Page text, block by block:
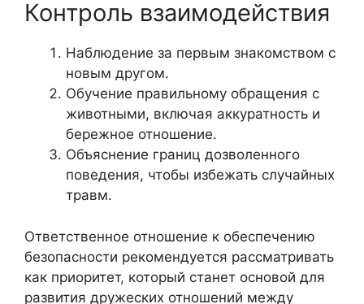
Контроль взаимодействия
Наблюдение за первым знакомством с
новым другом.
Обучение правильному обращения с
животными, включая аккуратность и
бережное отношение.
Объяснение границ дозволенного
поведения, чтобы избежать случайных
травм.
Ответственное отношение к обеспечению
безопасности рекомендуется рассматривать
как приоритет, который станет основой для
развития дружеских отношений между